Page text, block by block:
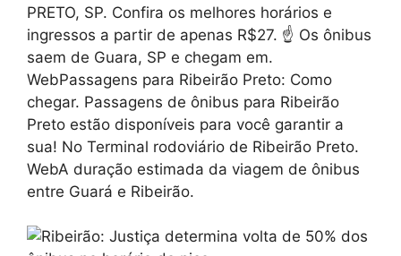
PRETO, SP. Confira os melhores horários e
ingressos a partir de apenas R$27. ☝ Os ônibus
saem de Guara, SP e chegam em.
WebPassagens para Ribeirão Preto: Como
chegar. Passagens de ônibus para Ribeirão
Preto estão disponíveis para você garantir a
sua! No Terminal rodoviário de Ribeirão Preto.
WebA duração estimada da viagem de ônibus
entre Guará e Ribeirão.